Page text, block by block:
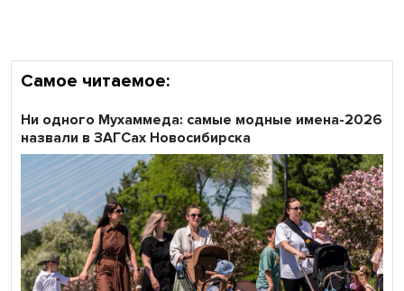
Самое читаемое:
Ни одного Мухаммеда: самые модные имена-2026
назвали в ЗАГСах Новосибирска